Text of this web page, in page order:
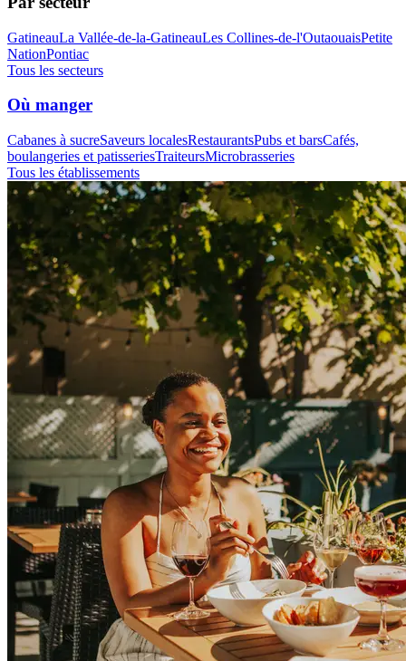
GatineauLa Vallée-de-la-GatineauLes Collines-de-l'OutaouaisPetite
NationPontiac
Tous les secteurs
Où manger
Cabanes à sucreSaveurs localesRestaurantsPubs et barsCafés,
boulangeries et patisseriesTraiteursMicrobrasseries
Tous les établissements